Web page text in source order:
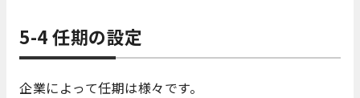
5-4 任期の設定
企業によって任期は様々です。